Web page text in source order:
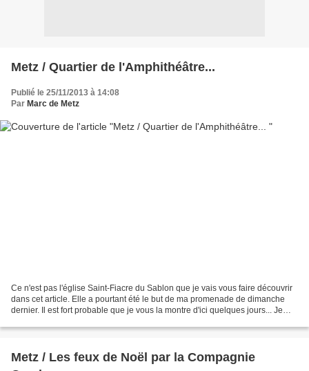
Metz / Quartier de l'Amphithéâtre...
Publié le 25/11/2013 à 14:08
Par Marc de Metz
Ce n'est pas l'église Saint-Fiacre du Sablon que je vais vous faire découvrir
dans cet article. Elle a pourtant été le but de ma promenade de dimanche
dernier. Il est fort probable que je vous la montre d'ici quelques jours... Je
Metz / Les feux de Noël par la Compagnie